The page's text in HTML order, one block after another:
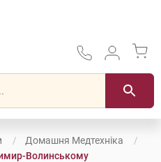
Домашня Медтехніка
Волинському